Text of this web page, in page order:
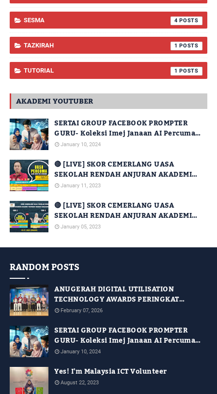
SESMA 4
TAZKIRAH 1
TUTORIAL 1
AKADEMI YOUTUBER
SERTAI GROUP FACEBOOK PROMPTER
GURU- Koleksi Imej Janaan AI Percuma
Untuk Kegunaan Guru
January 10, 2024
🔴 [LIVE] SKOR CEMERLANG UASA
SEKOLAH RENDAH ANJURAN AKADEMI
YOUTUBER DENGAN KERJASAMA JPN
January 11, 2023
🔴 [LIVE] SKOR CEMERLANG UASA
SEKOLAH RENDAH ANJURAN AKADEMI
YOUTUBER DENGAN KERJASAMA JPN
January 05, 2023
RANDOM POSTS
ANUGERAH DIGITAL UTILISATION
TECHNOLOGY AWARDS PERINGKAT
NEGERI TERENGGANU TAHUN 2025
February 07, 2026
SERTAI GROUP FACEBOOK PROMPTER
GURU- Koleksi Imej Janaan AI Percuma
Untuk Kegunaan Guru
January 10, 2024
Yes! I'm Malaysia ICT Volunteer
August 22, 2023